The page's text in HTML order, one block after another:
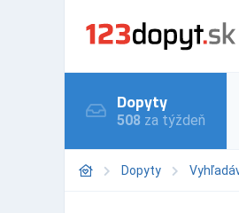
Dopyty
508 za týždeň
Dopyty